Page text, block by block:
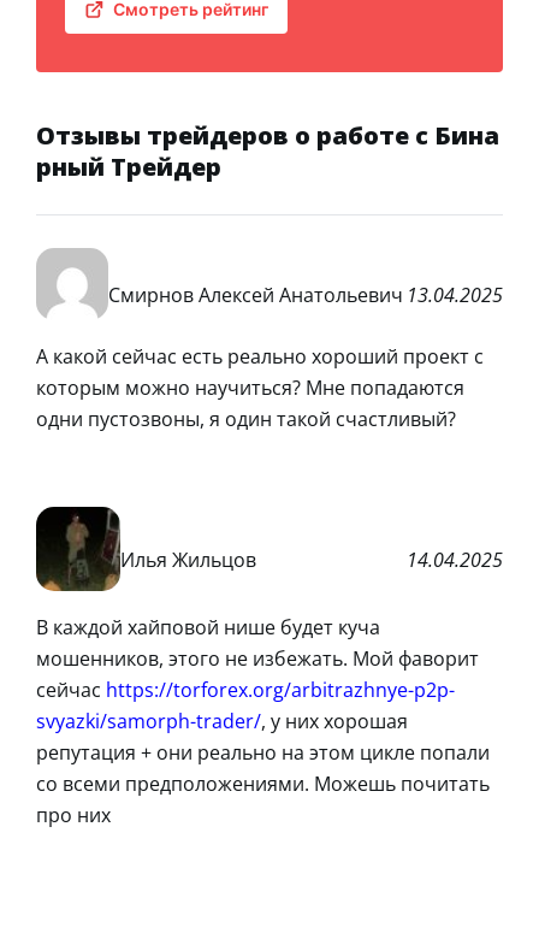
Смотреть рейтинг
Отзывы трейдеров о работе с Бина
рный Трейдер
Смирнов Алексей Анатольевич 13.04.2025
А какой сейчас есть реально хороший проект с
которым можно научиться? Мне попадаются
одни пустозвоны, я один такой счастливый?
Илья Жильцов 14.04.2025
В каждой хайповой нише будет куча
мошенников, этого не избежать. Мой фаворит
сейчас https://torforex.org/arbitrazhnye-p2p-
svyazki/samorph-trader/, у них хорошая
репутация + они реально на этом цикле попали
со всеми предположениями. Можешь почитать
про них